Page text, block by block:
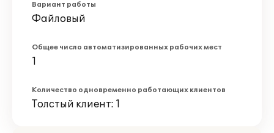
Вариант работы
Файловый
Общее число автоматизированных рабочих мест
1
Количество одновременно работающих клиентов
Толстый клиент: 1